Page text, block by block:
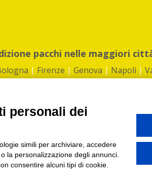
pacchi nelle maggiori
| Firenze | Genova | Napoli |
| Cap.Soc.: 50.000€ |Whistleblowing|Privacy|
Edicole e Kipoint per ritirare i tuoi acquisti
personali dei
simili per archiviare, accedere
la personalizzazione degli annunci.
consentire alcuni tipi di cookie.